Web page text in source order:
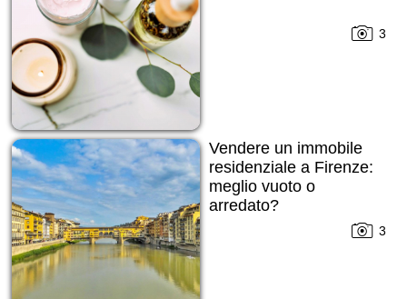
3
Vendere un immobile
residenziale a Firenze:
meglio vuoto o
arredato?
3